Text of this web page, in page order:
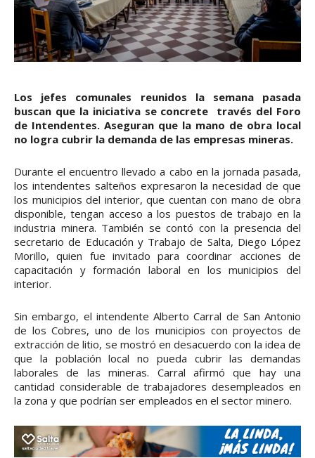
Los jefes comunales reunidos la semana pasada
buscan que la iniciativa se concrete través del Foro
de Intendentes. Aseguran que la mano de obra local
no logra cubrir la demanda de las empresas mineras.
Durante el encuentro llevado a cabo en la jornada pasada,
los intendentes salteños expresaron la necesidad de que
los municipios del interior, que cuentan con mano de obra
disponible, tengan acceso a los puestos de trabajo en la
industria minera. También se contó con la presencia del
secretario de Educación y Trabajo de Salta, Diego López
Morillo, quien fue invitado para coordinar acciones de
capacitación y formación laboral en los municipios del
interior.
Sin embargo, el intendente Alberto Carral de San Antonio
de los Cobres, uno de los municipios con proyectos de
extracción de litio, se mostró en desacuerdo con la idea de
que la población local no pueda cubrir las demandas
laborales de las mineras. Carral afirmó que hay una
cantidad considerable de trabajadores desempleados en
la zona y que podrían ser empleados en el sector minero.